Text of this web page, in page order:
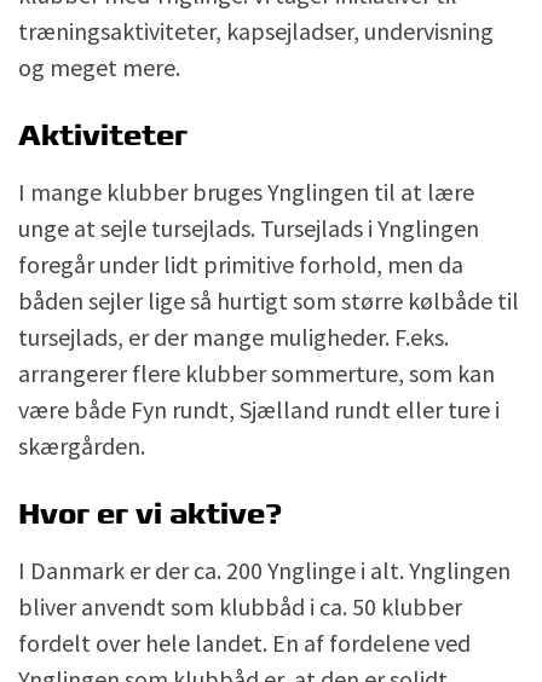
træningsaktiviteter, kapsejladser, undervisning
og meget mere.
Aktiviteter
I mange klubber bruges Ynglingen til at lære
unge at sejle tursejlads. Tursejlads i Ynglingen
foregår under lidt primitive forhold, men da
båden sejler lige så hurtigt som større kølbåde til
tursejlads, er der mange muligheder. F.eks.
arrangerer flere klubber sommerture, som kan
være både Fyn rundt, Sjælland rundt eller ture i
skærgården.
Hvor er vi aktive?
I Danmark er der ca. 200 Ynglinge i alt. Ynglingen
bliver anvendt som klubbåd i ca. 50 klubber
fordelt over hele landet. En af fordelene ved